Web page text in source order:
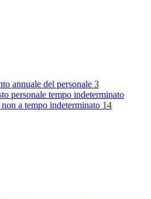
annuale del personale 3
personale tempo indeterminato
non a tempo indeterminato 14